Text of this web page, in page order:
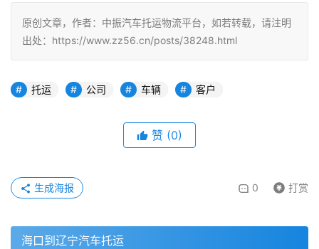
原创文章，作者：中振汽车托运物流平台，如若转载，请注明
出处：https://www.zz56.cn/posts/38248.html
托运 公司 车辆 客户
赞 (0)
0 打赏
生成海报
海口到辽宁汽车托运